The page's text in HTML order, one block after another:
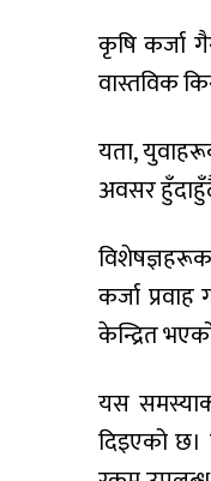
कृषि कर्जा
वास्तविक
यता,
अवसर
कर्जा
केन्द्रित
यस
दिइएको छ।